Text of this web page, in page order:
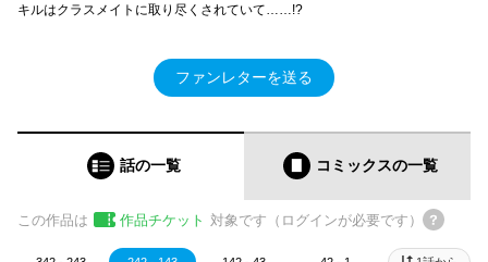
キルはクラスメイトに取り尽くされていて……!?
ファンレターを送る
話の一覧 コミックスの一覧
この作品は 作品チケット 対象です（ログインが必要です）